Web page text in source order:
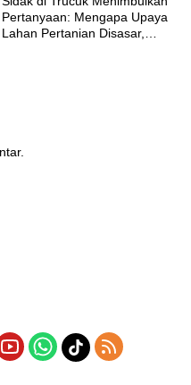
Pertanyaan: Mengapa Upaya
Lahan Pertanian Disasar,